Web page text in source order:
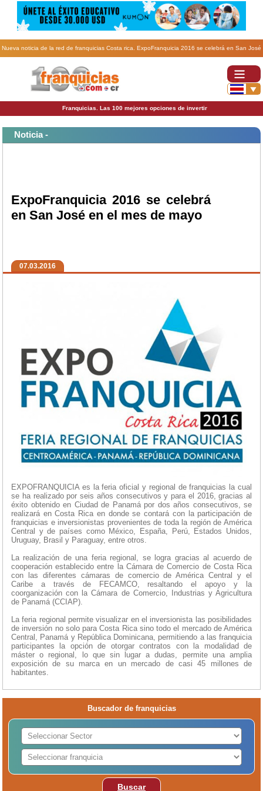
Nueva noticia de la red de franquicias Costa rica. ExpoFranquicia 2016 se celebrá en San José
Franquicias. Las 100 mejores opciones de invertir
Noticia -
ExpoFranquicia 2016 se celebrá
en San José en el mes de mayo
07.03.2016
EXPOFRANQUICIA es la feria oficial y regional de franquicias la cual
se ha realizado por seis años consecutivos y para el 2016, gracias al
éxito obtenido en Ciudad de Panamá por dos años consecutivos, se
realizará en Costa Rica en donde se contará con la participación de
franquicias e inversionistas provenientes de toda la región de América
Central y de países como México, España, Perú, Estados Unidos,
Uruguay, Brasil y Paraguay, entre otros.
La realización de una feria regional, se logra gracias al acuerdo de
cooperación establecido entre la Cámara de Comercio de Costa Rica
con las diferentes cámaras de comercio de América Central y el
Caribe a través de FECAMCO, resaltando el apoyo y la
coorganización con la Cámara de Comercio, Industrias y Agricultura
de Panamá (CCIAP).
La feria regional permite visualizar en el inversionista las posibilidades
de inversión no solo para Costa Rica sino todo el mercado de América
Central, Panamá y República Dominicana, permitiendo a las franquicia
participantes la opción de otorgar contratos con la modalidad de
máster o regional, lo que sin lugar a dudas, permite una amplia
exposición de su marca en un mercado de casi 45 millones de
habitantes.
Buscador de franquicias
Buscar